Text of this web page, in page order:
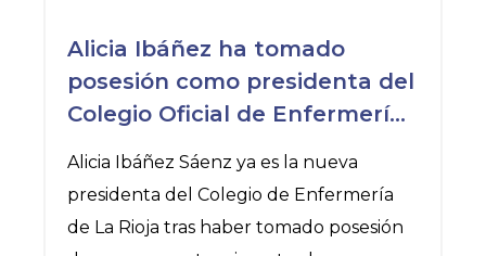
la Enfermería en nuestra Comunidad, ya
que refuerza la excelencia en
Alicia Ibáñez ha tomado
posesión como presidenta del
Colegio Oficial de Enfermería
Alicia Ibáñez Sáenz ya es la nueva
presidenta del Colegio de Enfermería
de La Rioja tras haber tomado posesión